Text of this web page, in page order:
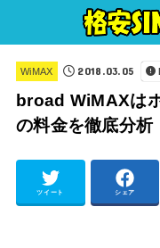
WiMAX 2018.03.05
broad WiMAXは
の料金を徹底分析
ツイート シェア